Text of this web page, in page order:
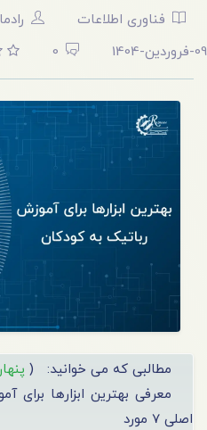
فناوری اطلاعات
09-فروردین-1404
0
مطالبی که می خوانید: (
معرفی بهترین ابزارها برای
اصلی 7 مورد